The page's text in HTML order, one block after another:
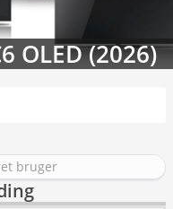
OLED (2026)
bruger